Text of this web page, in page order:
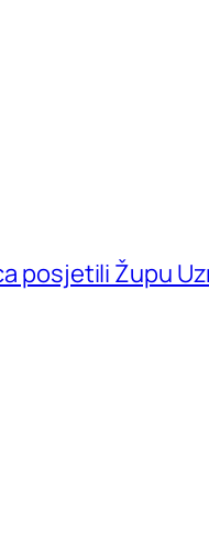
posjetili Župu